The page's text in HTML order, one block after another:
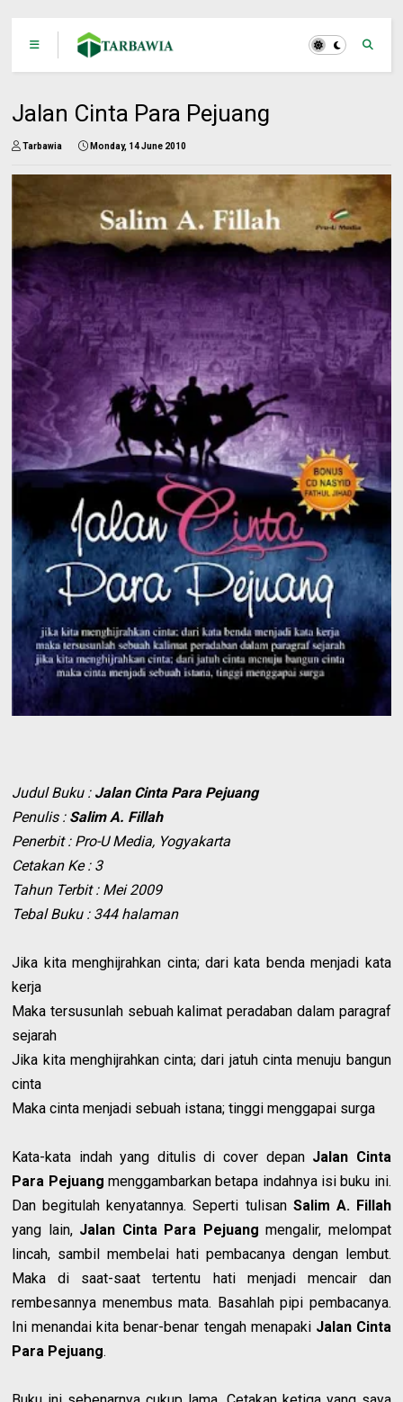
Jalan Cinta Para Pejuang
Tarbawia Monday, 14 June 2010
Judul Buku : Jalan Cinta Para Pejuang
Penulis : Salim A. Fillah
Penerbit : Pro-U Media, Yogyakarta
Cetakan Ke : 3
Tahun Terbit : Mei 2009
Tebal Buku : 344 halaman
Jika kita menghijrahkan cinta; dari kata benda menjadi kata
kerja
Maka tersusunlah sebuah kalimat peradaban dalam paragraf
sejarah
Jika kita menghijrahkan cinta; dari jatuh cinta menuju bangun
cinta
Maka cinta menjadi sebuah istana; tinggi menggapai surga
Kata-kata indah yang ditulis di cover depan Jalan Cinta
Para Pejuang menggambarkan betapa indahnya isi buku ini.
Dan begitulah kenyatannya. Seperti tulisan Salim A. Fillah
yang lain, Jalan Cinta Para Pejuang mengalir, melompat
lincah, sambil membelai hati pembacanya dengan lembut.
Maka di saat-saat tertentu hati menjadi mencair dan
rembesannya menembus mata. Basahlah pipi pembacanya.
Ini menandai kita benar-benar tengah menapaki Jalan Cinta
Para Pejuang.